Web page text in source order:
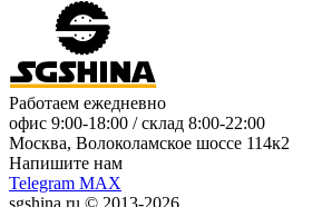
Работаем ежедневно
офис 9:00-18:00 / склад 8:00-22:00
Москва, Волоколамское шоссе 114к2
Напишите нам
Telegram MAX
sgshina.ru © 2013-2026